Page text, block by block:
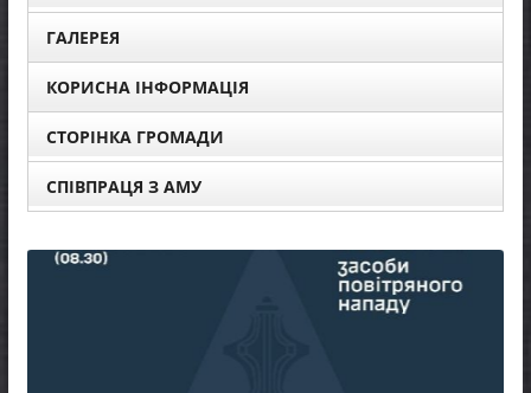
ГАЛЕРЕЯ
КОРИСНА ІНФОРМАЦІЯ
СТОРІНКА ГРОМАДИ
СПІВПРАЦЯ З АМУ